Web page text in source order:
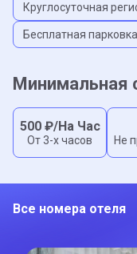
Круглосуточная
Бесплатная парковка
Минимальная
500₽/На Час
От 3-x часов Не
Все номера отеля